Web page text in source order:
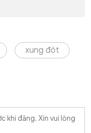
xung đột